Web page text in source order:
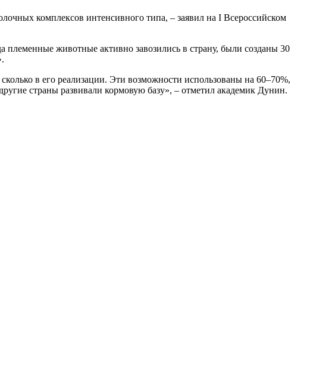
комплексов интенсивного типа, – заявил на Ι Всероссийском
животные активно завозились в страну, были созданы 30
в его реализации. Эти возможности использованы на 60–70%,
страны развивали кормовую базу», – отметил академик Дунин.